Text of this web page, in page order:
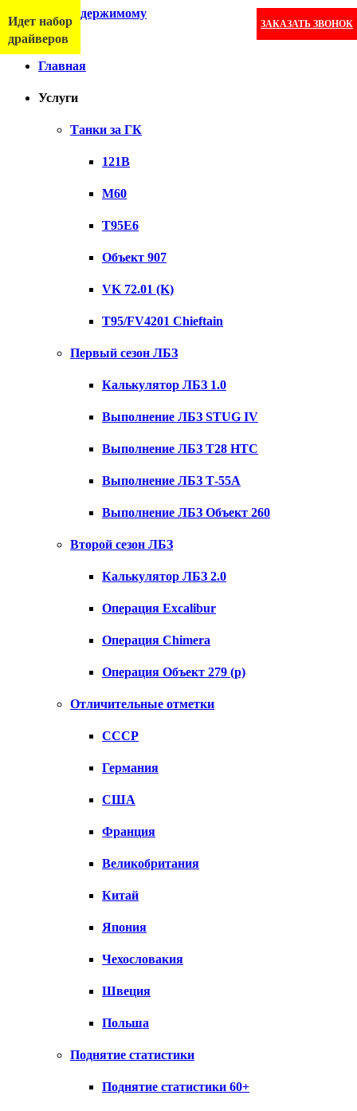
Перейти к содержимому
ЗАКАЗАТЬ ЗВОНОК
Меню
Главная
Услуги
Танки за ГК
121B
M60
T95E6
Объект 907
VK 72.01 (K)
T95/FV4201 Chieftain
Первый сезон ЛБЗ
Калькулятор ЛБЗ 1.0
Выполнение ЛБЗ STUG IV
Выполнение ЛБЗ T28 HTC
Выполнение ЛБЗ Т-55А
Выполнение ЛБЗ Объект 260
Второй сезон ЛБЗ
Калькулятор ЛБЗ 2.0
Операция Excalibur
Операция Chimera
Операция Объект 279 (р)
Отличительные отметки
СССР
Германия
США
Франция
Великобритания
Китай
Япония
Чехословакия
Швеция
Польша
Поднятие статистики
Поднятие статистики 60+
Идет набор
драйверов